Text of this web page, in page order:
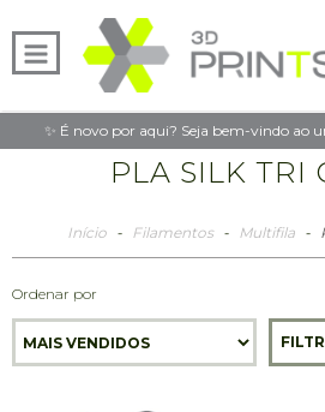
✨ É novo por aqui? Seja bem-vindo ao
PLA SILK TRI
Início - Filamentos - Multifila -
Ordenar por